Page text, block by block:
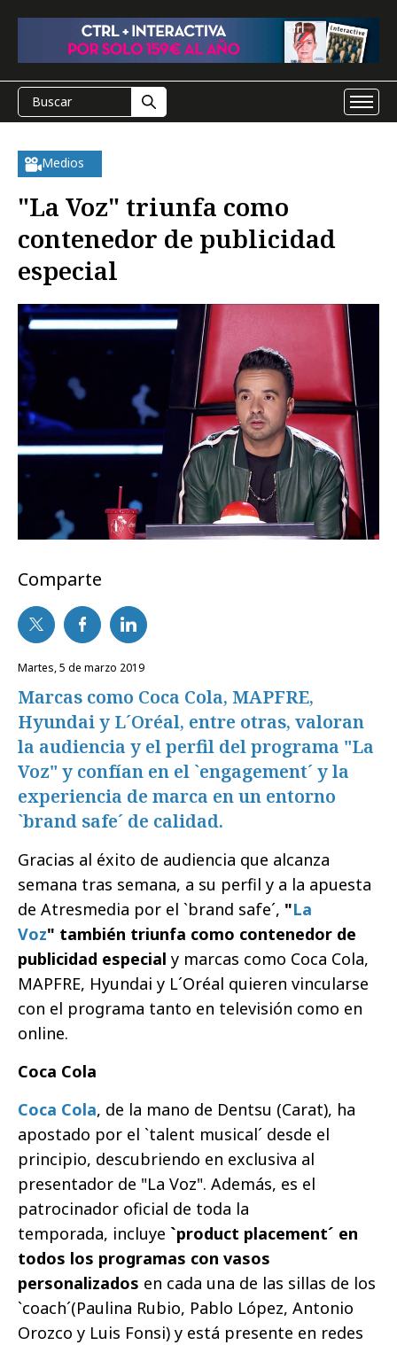
Medios
"La Voz" triunfa como
contenedor de publicidad
especial
Comparte
martes, 5 de marzo 2019
Marcas como Coca Cola, MAPFRE,
Hyundai y L´Oréal, entre otras, valoran
la audiencia y el perfil del programa "La
Voz" y confían en el `engagement´ y la
experiencia de marca en un entorno
`brand safe´ de calidad.
Gracias al éxito de audiencia que alcanza
semana tras semana, a su perfil y a la apuesta
de Atresmedia por el `brand safe´, "La
Voz" también triunfa como contenedor de
publicidad especial y marcas como Coca Cola,
MAPFRE, Hyundai y L´Oréal quieren vincularse
con el programa tanto en televisión como en
online.
Coca Cola
Coca Cola, de la mano de Dentsu (Carat), ha
apostado por el `talent musical´ desde el
principio, descubriendo en exclusiva al
presentador de "La Voz". Además, es el
patrocinador oficial de toda la
temporada, incluye `product placement´ en
todos los programas con vasos
personalizados en cada una de las sillas de los
`coach´(Paulina Rubio, Pablo López, Antonio
Orozco y Luis Fonsi) y está presente en redes